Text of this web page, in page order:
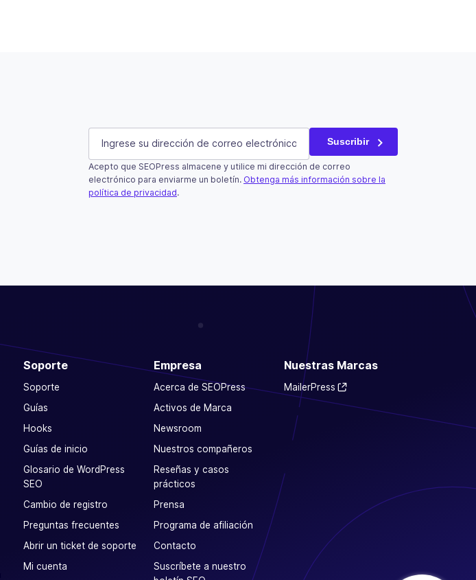
X/Twitter
Este campo es un campo de validación y debe quedar sin cambios.
E-mail (Obligatorio) Suscribir
Acepto que SEOPress almacene y utilice mi dirección de correo
electrónico para enviarme un boletín. Obtenga más información sobre la
política de privacidad.
Soporte
Soporte
Guías
Hooks
Guías de inicio
Glosario de WordPress
SEO
Cambio de registro
Preguntas frecuentes
Abrir un ticket de soporte
Mi cuenta
Empresa
Acerca de SEOPress
Activos de Marca
Newsroom
Nuestros compañeros
Reseñas y casos
prácticos
Prensa
Programa de afiliación
Contacto
Suscríbete a nuestro
Nuestras Marcas
MailerPress